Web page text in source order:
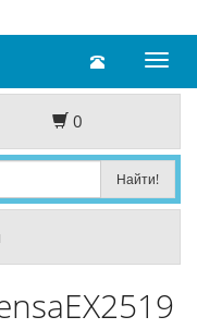
Toggle
0